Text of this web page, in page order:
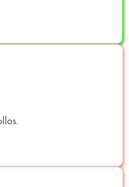
límites legales.